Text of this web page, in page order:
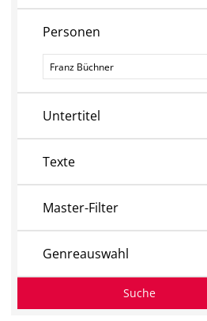
Personen
Personen
Untertitel
Texte
Master-Filter
Genreauswahl
Suche